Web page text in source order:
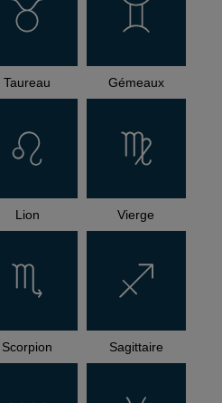
Taureau Gémeaux
Lion Vierge
Scorpion Sagittaire